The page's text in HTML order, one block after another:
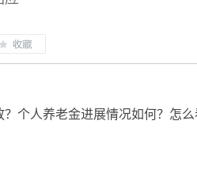
个人养老金进展情况如何？怎么